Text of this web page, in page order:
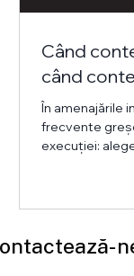
Când
când
În amenajările
frecvente
execuției:
poate fi ideal
altul. Nu